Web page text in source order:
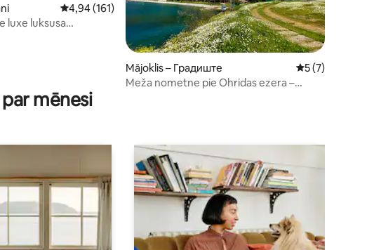
skaits: 53
Vidējais vērtējums: 4,94 no 5, atsauksmju skaits: 161
4,94 (161)
luxe luksusa
Mājoklis – Градиште Vidējais
5 (7)
Meža nometne pie Ohridas ezera –
mēnesi